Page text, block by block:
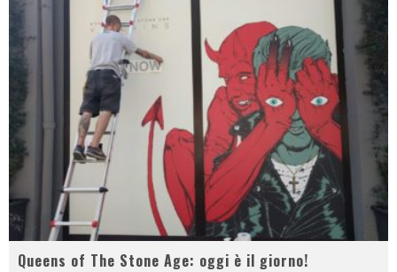
Queens of The Stone Age: oggi è il giorno!